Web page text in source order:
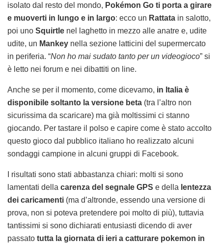
isolato dal resto del mondo, Pokémon Go ti porta a girare
e muoverti in lungo e in largo: ecco un Rattata in salotto,
poi uno Squirtle nel laghetto in mezzo alle anatre e, udite
udite, un Mankey nella sezione latticini del supermercato
in periferia. “Non ho mai sudato tanto per un videogioco” si
è letto nei forum e nei dibattiti on line.
Anche se per il momento, come dicevamo, in Italia è
disponibile soltanto la versione beta (tra l’altro non
sicurissima da scaricare) ma già moltissimi ci stanno
giocando. Per tastare il polso e capire come è stato accolto
questo gioco dal pubblico italiano ho realizzato alcuni
sondaggi campione in alcuni gruppi di Facebook.
I risultati sono stati abbastanza chiari: molti si sono
lamentati della carenza del segnale GPS e della lentezza
dei caricamenti (ma d’altronde, essendo una versione di
prova, non si poteva pretendere poi molto di più), tuttavia
tantissimi si sono dichiarati entusiasti dicendo di aver
passato tutta la giornata di ieri a catturare pokemon in